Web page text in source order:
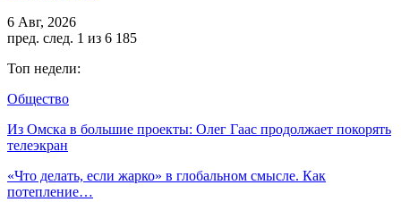
6 Авг, 2026
пред. след. 1 из 6 185
Топ недели:
Общество
Из Омска в большие проекты: Олег Гаас продолжает покорять
телеэкран
«Что делать, если жарко» в глобальном смысле. Как
потепление…